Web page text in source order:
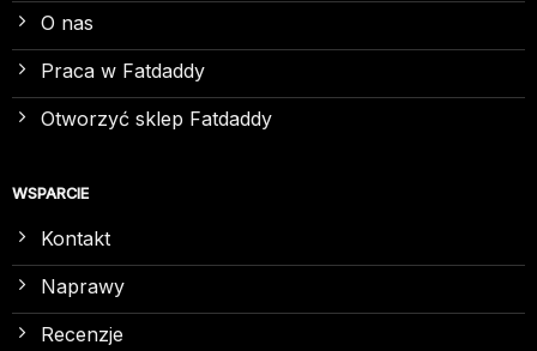
O nas
Praca w Fatdaddy
Otworzyć sklep Fatdaddy
WSPARCIE
Kontakt
Naprawy
Recenzje